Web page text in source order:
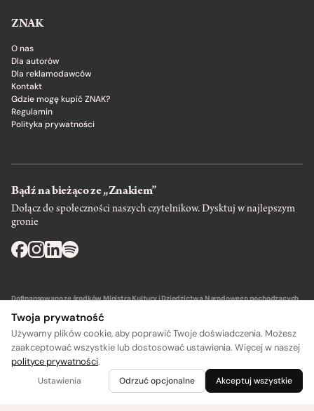
ZNAK
O nas
Dla autorów
Dla reklamodawców
Kontakt
Gdzie mogę kupić ZNAK?
Regulamin
Polityka prywatności
Bądź na bieżąco ze „Znakiem”
Dołącz do społeczności naszych czytelnikow. Dysktuj w najlepszym
gronie
Dofinansowano ze środków Ministra Kultury i Dziedzictwa Narodowego pochodzących
Wydawca: SIW Znak w Krakowie
Twoja prywatność
Używamy plików cookie, aby poprawić Twoje doświadczenia. Możesz
zaakceptować wszystkie lub dostosować ustawienia. Więcej w naszej
polityce prywatności.
Ustawienia Odrzuć opcjonalne Akceptuj wszystkie